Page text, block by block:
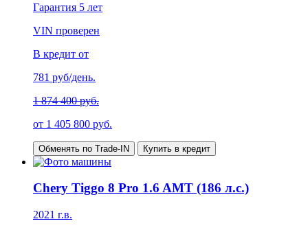
Гарантия 5 лет
VIN проверен
В кредит от
781 руб/день.
1 874 400 руб.
от 1 405 800 руб.
Обменять по Trade-IN Купить в кредит
Chery Tiggo 8 Pro 1.6 AMT (186 л.с.)
2021 г.в.